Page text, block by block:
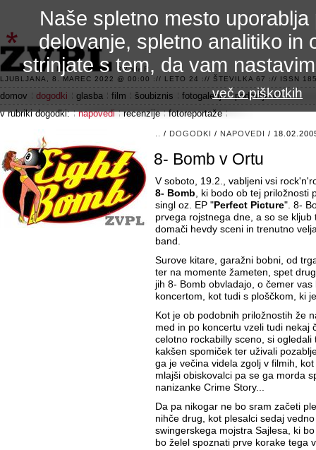
3.2 alfa R
LJUBLJANA, 8. MAREC 2022 @ 00:00 :// LETO 24 :// ŠTEVILKA 67 :// ISSN
domov dogodki glasba film šoubiznis fotogalerije
področje 42
v rubriki dogodki:
napovedi recenzije fotoreportaže
/ DOGODKI / NAPOVEDI /
8- Bomb v Ortu
V soboto, 19.2., vabljeni vsi
8- Bomb, ki bodo ob tej priložnosti
singl oz. EP " Perfect Picture". 8-
prvega rojstnega dne, a so se
domači hevdy sceni in trenutno
band.
Surove kitare, garažni bobni, od
ter na momente žameten, spet
jih 8- Bomb obvladajo, o čemer
koncertom, kot tudi s ploščkom, ki
Kot je ob podobnih priložnostih že
med in po koncertu vzeli tudi nekaj
celotno rockabilly sceno, si
kakšen spomiček ter uživali
ga je večina videla zgolj v filmih,
mlajši obiskovalci pa se ga morda
nanizanke Crime Story...
Da pa nikogar ne bo sram začeti
nihče drug, kot plesalci sedaj
swingerskega mojstra Sajlesa, ki
bo želel spoznati prve korake tega
Naše spletno mesto
delovanje, spletno analitiko in
strinjate s tem, da vam
več o piškotkih